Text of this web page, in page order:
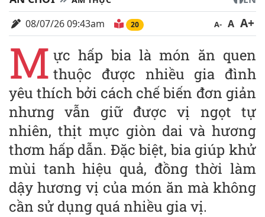
08/07/26 09:43am
20 A- A A+
M ực hấp bia là món ăn quen
thuộc được nhiều gia đình
yêu thích bởi cách chế biến đơn giản
nhưng vẫn giữ được vị ngọt tự
nhiên, thịt mực giòn dai và hương
thơm hấp dẫn. Đặc biệt, bia giúp khử
mùi tanh hiệu quả, đồng thời làm
dậy hương vị của món ăn mà không
cần sử dụng quá nhiều gia vị.